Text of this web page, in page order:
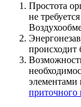
Простота
не
происходит
элементами
приточного